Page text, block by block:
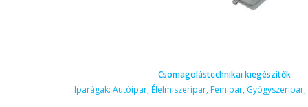
Csomagolástechnikai kiegészítők
Iparágak: Autóipar,Élelmiszeripar,Fémipar, Gyógyszeripar,